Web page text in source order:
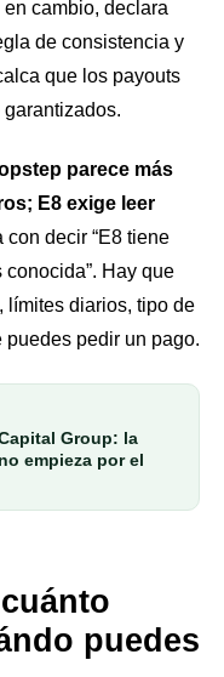
cambio, declara
de consistencia y
que los payouts
parece más
E8 exige leer
con decir “E8 tiene
conocida”. Hay que
límites diarios, tipo de
puedes pedir un pago.
Group: la
empieza por el
puedes